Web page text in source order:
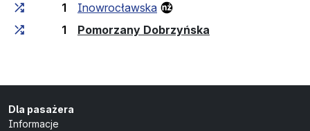
1
Inowrocławska
1
Pomorzany Dobrzyńska
Dla pasażera
Informacje